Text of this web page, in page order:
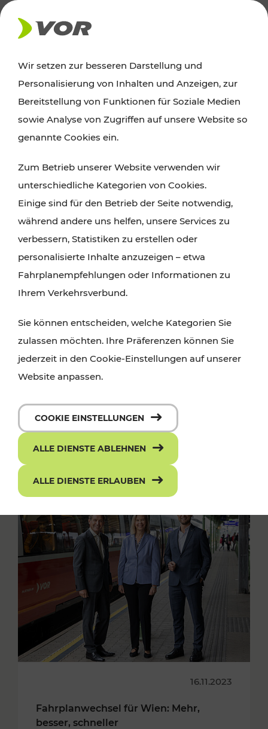
AKTUELLES
News
Alle wichtigen Meldungen zu Fahrplanänderungen,
finden Sie hier im Überblick.
16.11.2023
Fahrplanwechsel für Wien: Mehr,
besser, schneller
Wir setzen zur besseren Darstellung und
Personalisierung von Inhalten und Anzeigen, zur
Bereitstellung von Funktionen für Soziale Medien
sowie Analyse von Zugriffen auf unsere Website so
genannte Cookies ein.
Zum Betrieb unserer Website verwenden wir
unterschiedliche Kategorien von Cookies.
Einige sind für den Betrieb der Seite notwendig,
während andere uns helfen, unsere Services zu
verbessern, Statistiken zu erstellen oder
personalisierte Inhalte anzuzeigen – etwa
Fahrplanempfehlungen oder Informationen zu
Ihrem Verkehrsverbund.
Sie können entscheiden, welche Kategorien Sie
zulassen möchten. Ihre Präferenzen können Sie
jederzeit in den Cookie-Einstellungen auf unserer
Website anpassen.
COOKIE EINSTELLUNGEN
ALLE DIENSTE ABLEHNEN
ALLE DIENSTE ERLAUBEN